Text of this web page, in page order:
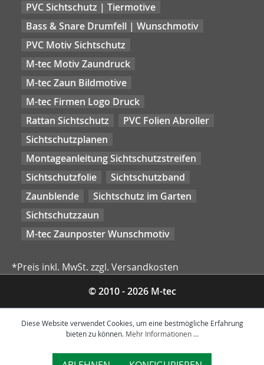
PVC Sichtschutz | Tiermotive
Bass & Snare Drumfell | Wunschmotiv
PVC Motiv Sichtschutz
M-tec Motiv Zaundruck
M-tec Zaun Bildmotive
M-tec Firmen Logo Druck
Rattan Sichtschutz
PVC Folien Abroller
Sichtschutzplanen
Montageanleitung Sichtschutzstreifen
Sichtschutzfolie
Sichtschutzband
Zaunblende
Sichtschutz im Garten
Sichtschutzzaun
M-tec Zaunposter Wunschmotiv
*Preis inkl. MwSt. zzgl. Versandkosten
© 2010 - 2026 M-tec
Diese Website verwendet Cookies, um eine bestmögliche Erfahrung
bieten zu können. Mehr Informationen ...